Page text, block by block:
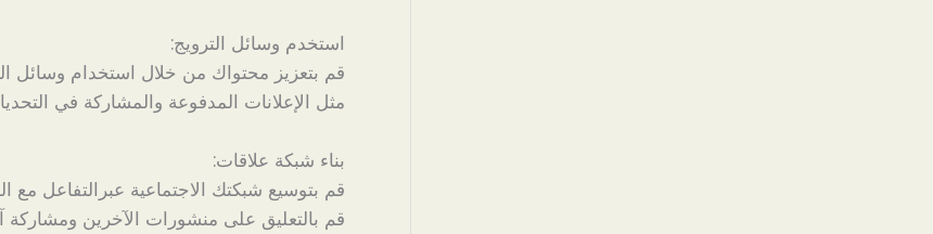
استخدم وسائل الترويج:
قم بتعزيز محتواك من خلال استخدام وسائل
مثل الإعلانات المدفوعة والمشاركة في
بناء شبكة علاقات:
قم بتوسيع شبكتك الاجتماعية عبرالتفاعل مع
قم بالتعليق على منشورات الآخرين ومشاركة